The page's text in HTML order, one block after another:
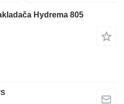
Hydrema 805